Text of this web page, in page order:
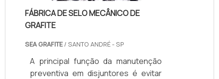
FÁBRICA DE SELO MECÂNICO DE
GRAFITE
SEA GRAFITE/ SANTO ANDRÉ - SP
A principal função da manutenção
preventiva em disjuntores é evitar